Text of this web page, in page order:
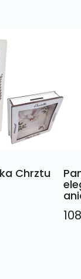
Chrztu